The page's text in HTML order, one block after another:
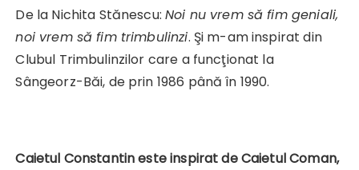
De la Nichita Stănescu:Noi nu vrem să fim geniali,
noi vrem să fim trimbulinzi. Şi m-am inspirat din
Clubul Trimbulinzilor care a funcţionat la
Sângeorz-Băi, de prin 1986 până în 1990.
Caietul Constantin este inspirat de Caietul Coman,